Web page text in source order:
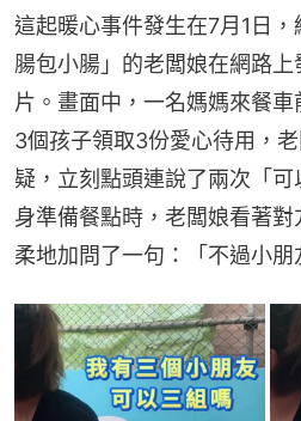
這起暖心事件發生在7月1日
腸包小腸」的老闆娘在網路
片。畫面中，一名媽媽來餐
3個孩子領取3份愛心待用，
疑，立刻點頭連說了兩次「
身準備餐點時，老闆娘看著
柔地加問了一句：「不過小朋